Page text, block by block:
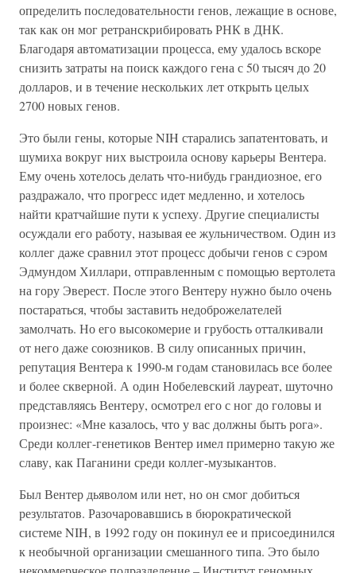
определить последовательности генов, лежащие в основе,
так как он мог ретранскрибировать РНК в ДНК.
Благодаря автоматизации процесса, ему удалось вскоре
снизить затраты на поиск каждого гена с 50 тысяч до 20
долларов, и в течение нескольких лет открыть целых
2700 новых генов.
Это были гены, которые NIH старались запатентовать, и
шумиха вокруг них выстроила основу карьеры Вентера.
Ему очень хотелось делать что-нибудь грандиозное, его
раздражало, что прогресс идет медленно, и хотелось
найти кратчайшие пути к успеху. Другие специалисты
осуждали его работу, называя ее жульничеством. Один из
коллег даже сравнил этот процесс добычи генов с сэром
Эдмундом Хиллари, отправленным с помощью вертолета
на гору Эверест. После этого Вентеру нужно было очень
постараться, чтобы заставить недоброжелателей
замолчать. Но его высокомерие и грубость отталкивали
от него даже союзников. В силу описанных причин,
репутация Вентера к 1990-м годам становилась все более
и более скверной. А один Нобелевский лауреат, шуточно
представляясь Вентеру, осмотрел его с ног до головы и
произнес: «Мне казалось, что у вас должны быть рога».
Среди коллег-генетиков Вентер имел примерно такую же
славу, как Паганини среди коллег-музыкантов.
Был Вентер дьяволом или нет, но он смог добиться
результатов. Разочаровавшись в бюрократической
системе NIH, в 1992 году он покинул ее и присоединился
к необычной организации смешанного типа. Это было